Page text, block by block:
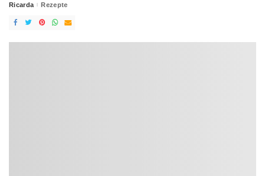
Posted
Ricarda Rezepte